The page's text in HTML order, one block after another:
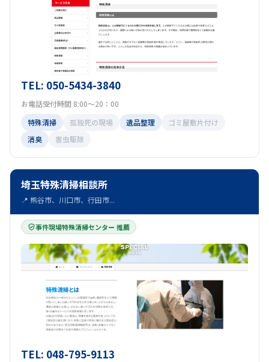
TEL: 050-5434-3840
お電話受付時間 8:00～20：00
特殊清掃
孤独死の現場 遺品整理
ゴミ屋敷片付け
消臭
害虫駆除
埼玉特殊清掃相談所
📍 熊谷市、川口市、行田市...
事件現場特殊清掃センター 推薦
TEL: 048-795-9113